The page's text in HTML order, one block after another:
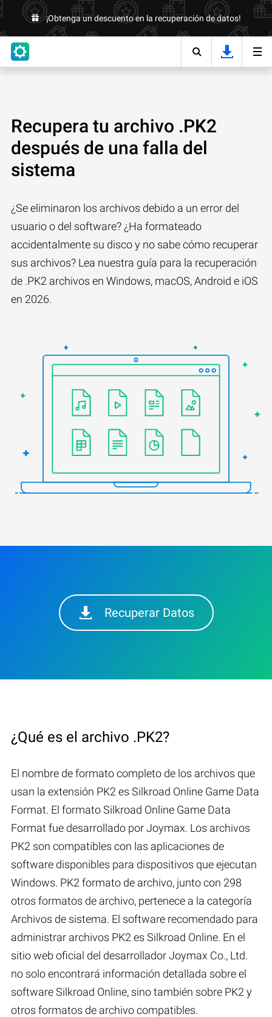
¡Obtenga un descuento en la recuperación de datos!
Recupera tu archivo .PK2
después de una falla del
sistema
¿Se eliminaron los archivos debido a un error del
usuario o del software? ¿Ha formateado
accidentalmente su disco y no sabe cómo recuperar
sus archivos? Lea nuestra guía para la recuperación
de .PK2 archivos en Windows, macOS, Android e iOS
en 2026.
Recuperar Datos
¿Qué es el archivo .PK2?
El nombre de formato completo de los archivos que
usan la extensión PK2 es Silkroad Online Game Data
Format. El formato Silkroad Online Game Data
Format fue desarrollado por Joymax. Los archivos
PK2 son compatibles con las aplicaciones de
software disponibles para dispositivos que ejecutan
Windows. PK2 formato de archivo, junto con 298
otros formatos de archivo, pertenece a la categoría
Archivos de sistema. El software recomendado para
administrar archivos PK2 es Silkroad Online. En el
sitio web oficial del desarrollador Joymax Co., Ltd.
no solo encontrará información detallada sobre el
software Silkroad Online, sino también sobre PK2 y
otros formatos de archivo compatibles.